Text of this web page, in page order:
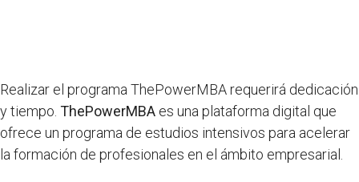
Realizar el programa ThePowerMBA requerirá dedicación
y tiempo. ThePowerMBA es una plataforma digital que
ofrece un programa de estudios intensivos para acelerar
la formación de profesionales en el ámbito empresarial.